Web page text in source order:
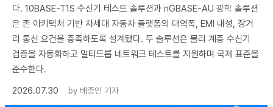
다. 10BASE-T1S 수신기 테스트 솔루션과 nGBASE-AU 광학 솔루션
은 존 아키텍처 기반 차세대 자동차 플랫폼의 대역폭, EMI 내성, 장거
리 통신 요건을 충족하도록 설계됐다. 두 솔루션은 물리 계층 수신기
검증을 자동화하고 멀티드롭 네트워크 테스트를 지원하며 국제 표준을
준수한다.
2026.07.30
by 배종인 기자